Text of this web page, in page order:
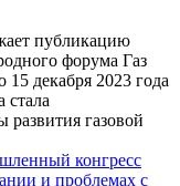
публикацию
форума Газ
декабря 2023 года
газовой